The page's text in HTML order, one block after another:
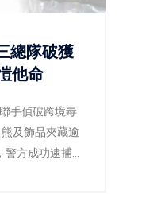
總隊破獲
愷他命
手偵破跨境毒
及飾品夾藏逾
方成功逮捕2